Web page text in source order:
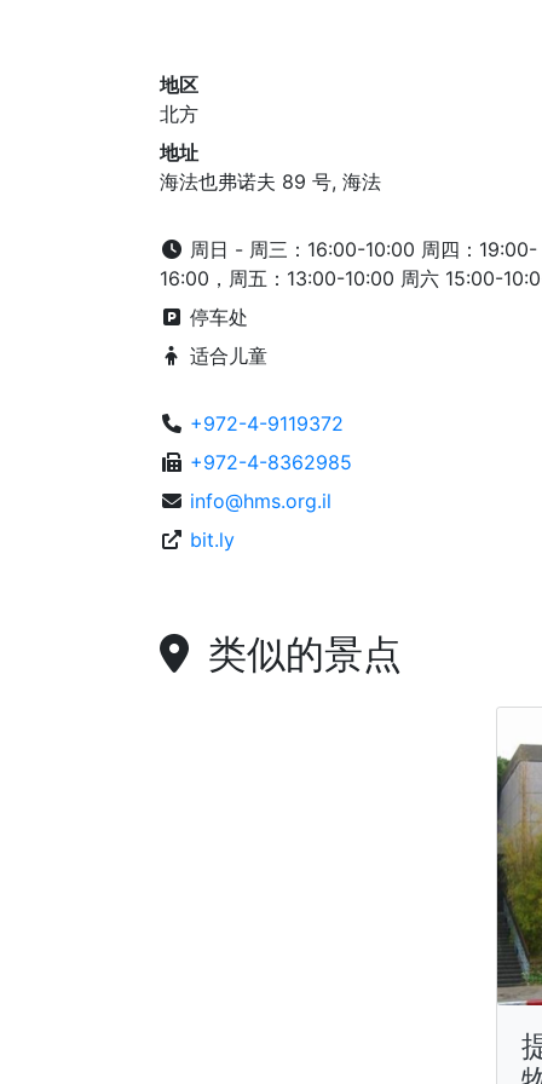
地区
北方
地址
海法也弗诺夫 89 号, 海法
周日 - 周三：16:00-10:00 周四：19:00-
16:00，周五：13:00-10:00 周六 15:00-
停车处
适合儿童
+972-4-9119372
+972-4-8362985
info@hms.org.il
bit.ly
类似的景点